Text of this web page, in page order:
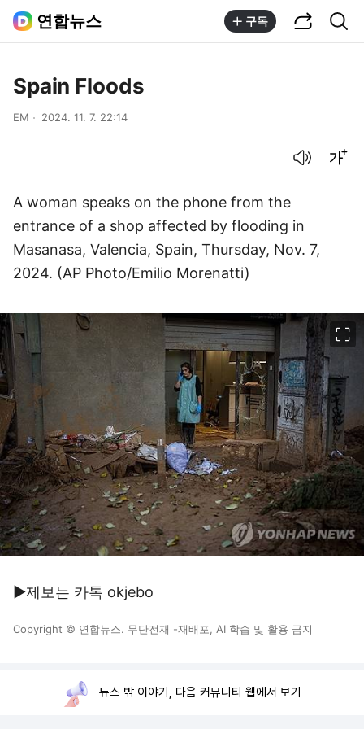
연합뉴스 구독
Spain Floods
EM 2024. 11. 7. 22:14
A woman speaks on the phone from the
entrance of a shop affected by flooding in
Masanasa, Valencia, Spain, Thursday, Nov. 7,
2024. (AP Photo/Emilio Morenatti)
▶제보는 카톡 okjebo
Copyright © 연합뉴스. 무단전재 -재배포, AI 학습 및 활용 금지
뉴스 밖 이야기, 다음 커뮤니티 웹에서 보기